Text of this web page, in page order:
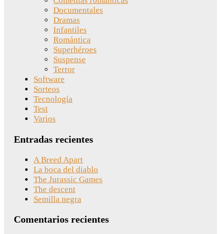
Documentales
Dramas
Infantiles
Romántica
Superhéroes
Suspense
Terror
Software
Sorteos
Tecnología
Test
Varios
Entradas recientes
A Breed Apart
La boca del diablo
The Jurassic Games
The descent
Semilla negra
Comentarios recientes